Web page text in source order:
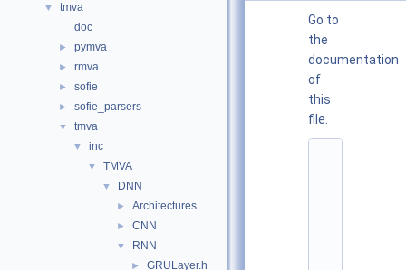
▼
tmva
doc
► pymva
► rmva
► sofie
► sofie_parsers
▼ tmva
▼ inc
▼ TMVA
▼ DNN
► Architectures
► CNN
▼ RNN
► GRULayer.h
Go to
the
documentation
of
this
file.